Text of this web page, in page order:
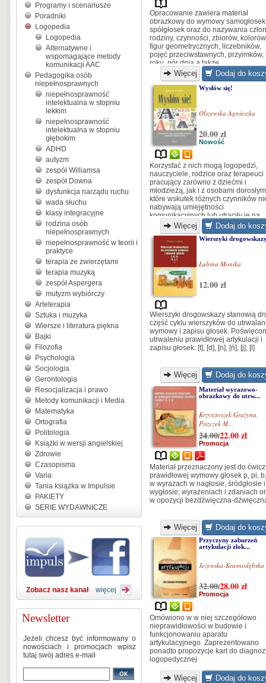
Programy i scenariusze
Poradniki
Logopedia
Logopedia
Alternatywne i
wspomagające metody
komunikacji AAC
Pedagogika osób
niepełnosprawnych
niepełnosprawność
intelektualna w stopniu
lekkim
niepełnosprawność
intelektualna w stopniu
głębokim
ADHD
autyzm
zespół Williamsa
zespół Downa
dysfunkcja narządu ruchu
wada słuchu
klasy integracyjne
rodzina osób
niepełnosprawnych
niepełnosprawność w teorii i
praktyce
terapia ze zwierzętami
terapia muzyką
zespół Aspergera
mutyzm wybiórczy
Arteterapia
Sztuka i muzyka
Wiersze i literatura piękna
Bajki
Filozofia
Psychologia
Socjologia
Gerontologia
Resocjalizacja i prawo
Metody komunikacji i Media
Matematyka
Ortografia
Politologia
Książki w wersji angielskiej
Zdrowie
Czasopisma
Varia
Tania książka w Impulsie
PAKIETY
SERIE WYDAWNICZE
Zobacz nasz kanał więcej
Newsletter
Jeżeli chcesz być informowany o
nowościach i promocjach wpisz
tutaj swój adres e-mail
Opracowanie zawiera materiał
obrazkowy do wymowy
spółgłosek oraz do nazywania
rodziny, czynności, zbiorów,
figur geometrycznych, liczebników,
pojęć przeciwstawnych, przyimków,
roku, pór dnia a także...
Więcej Dodaj do
Wysłów się!
Olszewska Agnieszka
20.00 zł
Nowość
Korzystać z nich mogą logopedzi,
nauczyciele, rodzice oraz terapeuci
pracujący zarówno z dziećmi i
młodzieżą, jak i z osobami
które wskutek różnych czynników
nabywają umiejętności
komunikacyjnych lub utraciły je na
przykład w wyniku afazji czy
niepełnosprawności intelektualnej.
Więcej Dodaj do
Wierszyki
Lubina Monika
12.00 zł
Wierszyki drogowskazy stanowią
część cyklu wierszyków do
wymowy i zapisu głosek.
utrwaleniu prawidłowej artykulacji i
zapisu głosek: [t], [d], [n], [ń], [j], [l]
Więcej Dodaj do
Materiał wyrazowo-
obrazkowy do utrw...
Krzysztoszek Grażyna,
Piszczek M...
24.00/22.00zł
Promocja
Materiał przeznaczony jest do
prawidłowej wymowy głosek p, pi,
w wyrazach w nagłosie, śródgłosie i
wygłosie; wyrażeniach i zdaniach
w opozycji bezdźwięczna-
Więcej Dodaj do
Przyczyny zaburzeń
artykulacji zlok...
Jeżewska-
32.00/28.00zł
Promocja
Omówiono w w niej szczegółowo
nieprawidłowości w budowie i
funkcjonowaniu aparatu
artykulacyjnego. Zaprezentowano
ponadto propozycje kart do
logopedycznej
Więcej Dodaj do